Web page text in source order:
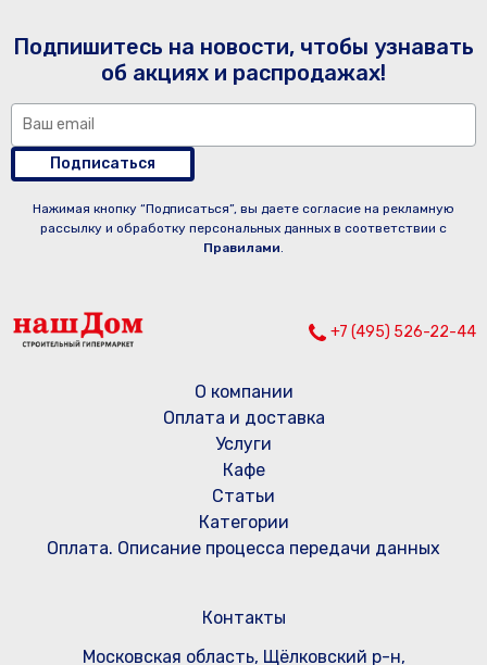
Подпишитесь на новости, чтобы узнавать
об акциях и распродажах!
Подписаться
Нажимая кнопку “Подписаться”, вы даете согласие на рекламную
рассылку и обработку персональных данных в соответствии с
Правилами.
+7 (495) 526-22-44
О компании
Оплата и доставка
Услуги
Кафе
Статьи
Категории
Оплата. Описание процесса передачи данных
Контакты
Московская область, Щёлковский р-н,